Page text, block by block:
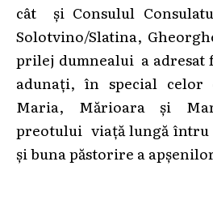
cât și Consulul
Solotvino/Slatina,
prilej dumnealui a
adunați, în special celor
Maria, Mărioara și
preotului viață lungă
și buna păstorire a